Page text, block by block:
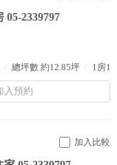
05-2339797
總坪數 約12.85坪 1房1
加入比較